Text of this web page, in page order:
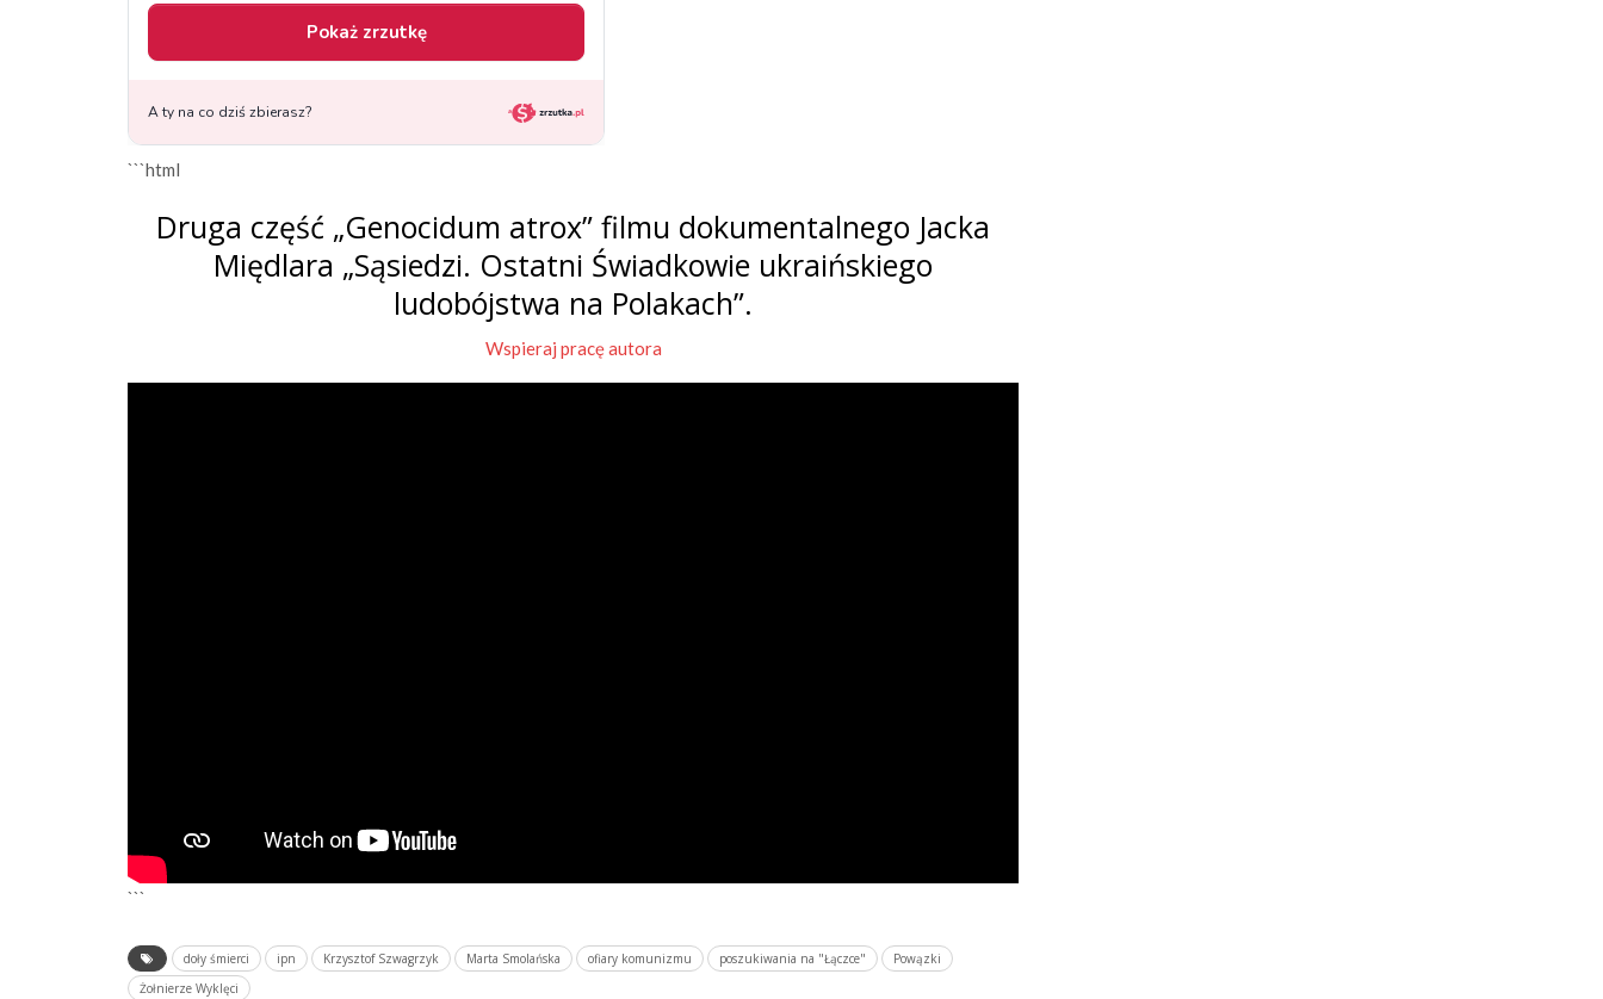
```html
Druga część „Genocidum atrox” filmu dokumentalnego Jacka
Międlara „Sąsiedzi. Ostatni Świadkowie ukraińskiego
ludobójstwa na Polakach”.
Wspieraj pracę autora
```
doły śmierci ipn Krzysztof Szwagrzyk Marta Smolańska ofiary komunizmu poszukiwania na "Łączce"
Powązki
Żołnierze Wyklęci